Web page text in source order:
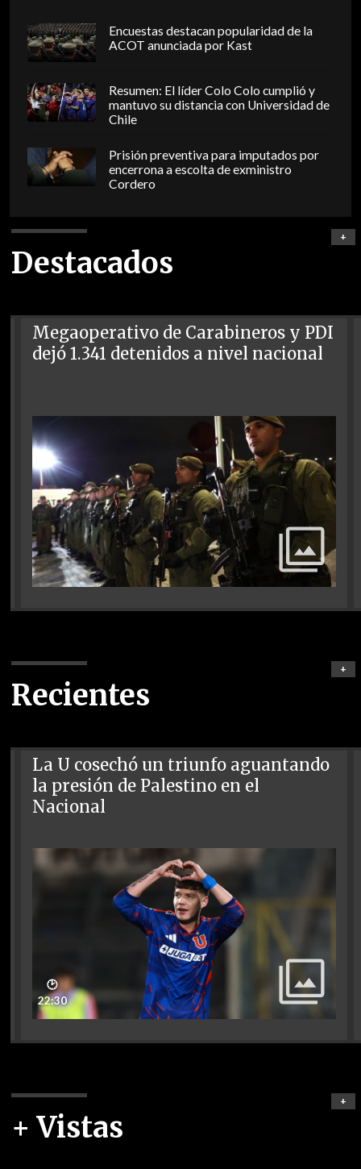
Encuestas destacan popularidad de la
ACOT anunciada por Kast
Resumen: El líder Colo Colo cumplió y
mantuvo su distancia con Universidad de
Chile
Prisión preventiva para imputados por
encerrona a escolta de exministro
Cordero
Destacados
+
Megaoperativo de Carabineros y PDI
dejó 1.341 detenidos a nivel nacional
Recientes
+
La U cosechó un triunfo aguantando
la presión de Palestino en el
Nacional
🕑
22:30
+ Vistas
+